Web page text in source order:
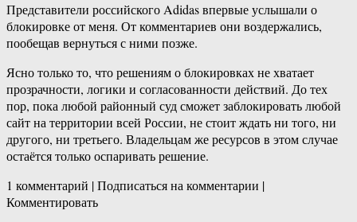
Представители российского Adidas впервые услышали о
блокировке от меня. От комментариев они воздержались,
пообещав вернуться с ними позже.
Ясно только то, что решениям о блокировках не хватает
прозрачности, логики и согласованности действий. До тех
пор, пока любой районный суд сможет заблокировать любой
сайт на территории всей России, не стоит ждать ни того, ни
другого, ни третьего. Владельцам же ресурсов в этом случае
остаётся только оспаривать решение.
1 комментарий | Подписаться на комментарии |
Комментировать